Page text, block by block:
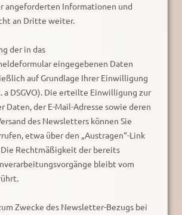
angeforderten Informationen und
an Dritte weiter.
der in das
eingegebenen Daten
auf Grundlage Ihrer Einwilligung
a DSGVO). Die erteilte Einwilligung zur
Daten, der E-Mail-Adresse sowie deren
des Newsletters können Sie
etwa über den „Austragen“-Link
Rechtmäßigkeit der bereits
bleibt vom
Zwecke des Newsletter-Bezugs bei